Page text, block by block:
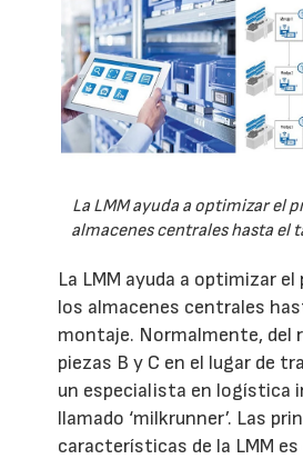
La LMM ayuda a optimizar el
almacenes centrales hasta el
La LMM ayuda a optimizar el
los almacenes centrales
montaje. Normalmente, del
piezas B y C en el lugar de
un especialista en logística
llamado ‘milkrunner’. Las
características de la LMM es